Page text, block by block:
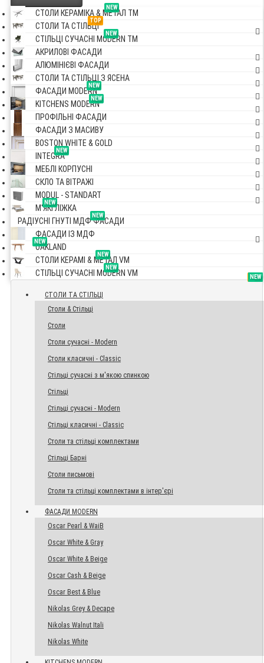
NEW
СТОЛИ КЕРАМІКА & МЕТАЛ TM
TOP
СТОЛИ ТА СТІЛЬЦІ
NEW
СТІЛЬЦІ СУЧАСНІ MODERN TM
АКРИЛОВІ ФАСАДИ
АЛЮМІНІЄВІ ФАСАДИ
СТОЛИ ТА СТІЛЬЦІ З ЯСЕНА
NEW
ФАСАДИ MODERN
NEW
KITCHENS MODERN
ПРОФІЛЬНІ ФАСАДИ
ФАСАДИ З МАСИВУ
BOSTON WHITE & GOLD
NEW
INTEGRA
МЕБЛІ КОРПУСНІ
СКЛО ТА ВІТРАЖІ
MODUL - STANDART
NEW
М'ЯКІ ЛІЖКА
NEW
РАДІУСНІ ГНУТІ МДФ ФАСАДИ
ФАСАДИ ІЗ МДФ
NEW
OAKLAND
NEW
СТОЛИ КЕРАМІ & МЕТАЛ VM
NEW
СТІЛЬЦІ СУЧАСНІ MODERN VM TOP
СТОЛИ ТА СТІЛЬЦІ
Столи & Стільці
Столи
Столи сучасні - Modern
Столи класичні - Classic
Стільці сучасні з м'якою спинкою
Стільці
Стільці сучасні - Modern
Стільці класичні - Classic
Столи та стільці комплектами
Стільці Барні
Столи письмові
Столи та стільці комплектами в інтер'єрі
NEW
ФАСАДИ MODERN
Oscar Pearl & WaiB
Oscar White & Gray
Oscar White & Beige
Oscar Cash & Beige
Oscar Best & Blue
Nikolas Grey & Decape
Nikolas Walnut Itali
Nikolas White
NEW
NEW